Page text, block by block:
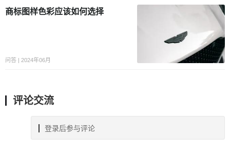
商标图样色彩应该如何选择
问答 | 2024年06月
评论交流
登录后参与评论